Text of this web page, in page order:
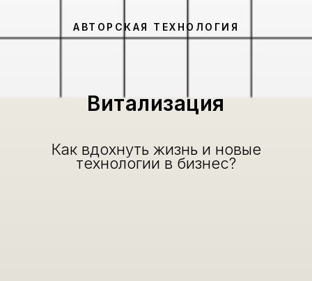
АВТОРСКАЯ ТЕХНОЛОГИЯ
Витализация
Как вдохнуть жизнь и новые
технологии в бизнес?